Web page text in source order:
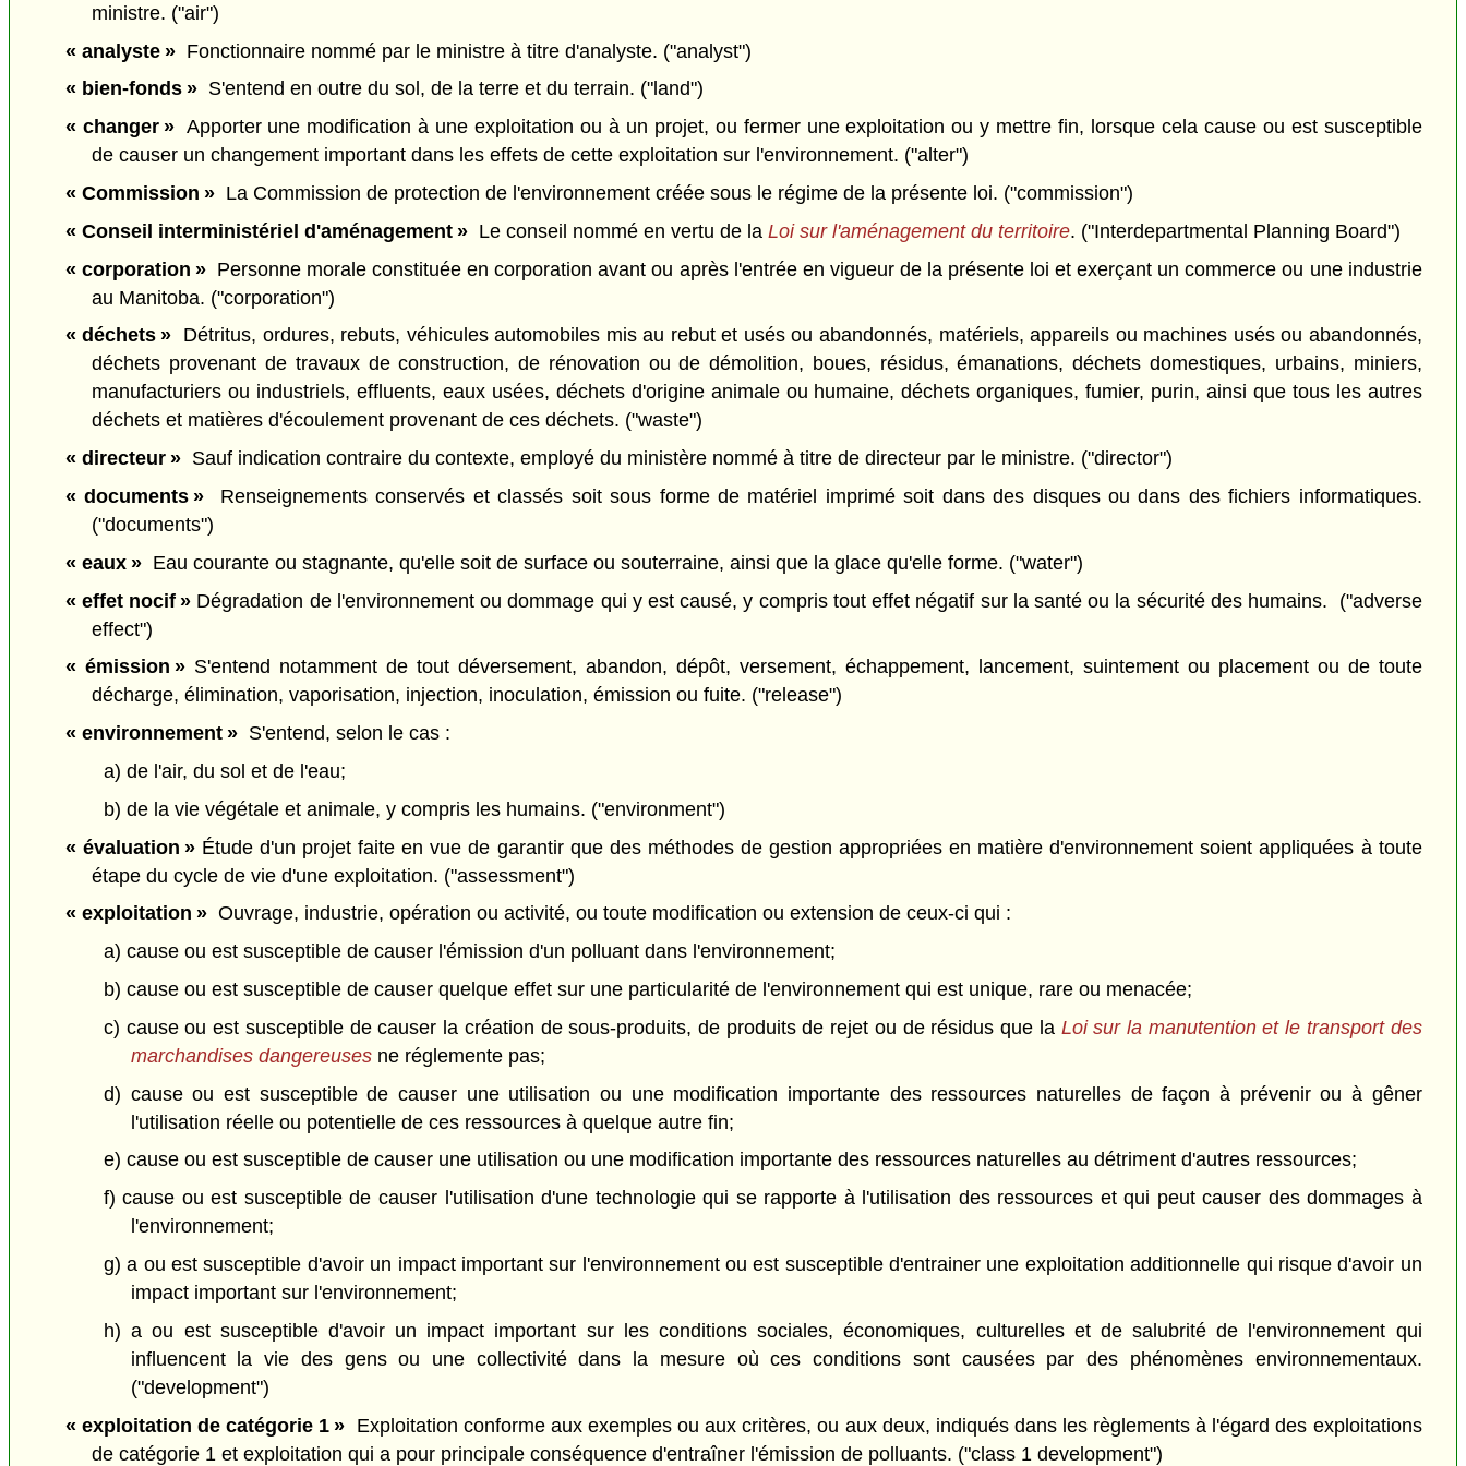
ministre. ("air")
« analyste » Fonctionnaire nommé par le ministre à titre d'analyste. ("analyst")
« bien-fonds »S'entend en outre du sol, de la terre et du terrain. ("land")
« changer » Apporter une modification à une exploitation ou à un projet, ou fermer une exploitation ou y mettre fin, lorsque cela cause ou est susceptible
de causer un changement important dans les effets de cette exploitation sur l'environnement. ("alter")
« Commission » La Commission de protection de l'environnement créée sous le régime de la présente loi. ("commission")
« Conseil interministériel d'aménagement »Le conseil nommé en vertu de la Loi sur l'aménagement du territoire. ("Interdepartmental Planning Board")
« corporation »Personne morale constituée en corporation avant ou après l'entrée en vigueur de la présente loi et exerçant un commerce ou une industrie
au Manitoba. ("corporation")
« déchets » Détritus, ordures, rebuts, véhicules automobiles mis au rebut et usés ou abandonnés, matériels, appareils ou machines usés ou abandonnés,
déchets provenant de travaux de construction, de rénovation ou de démolition, boues, résidus, émanations, déchets domestiques, urbains, miniers,
manufacturiers ou industriels, effluents, eaux usées, déchets d'origine animale ou humaine, déchets organiques, fumier, purin, ainsi que tous les autres
déchets et matières d'écoulement provenant de ces déchets. ("waste")
« directeur »Sauf indication contraire du contexte, employé du ministère nommé à titre de directeur par le ministre. ("director")
« documents » Renseignements conservés et classés soit sous forme de matériel imprimé soit dans des disques ou dans des fichiers informatiques.
("documents")
« eaux »Eau courante ou stagnante, qu'elle soit de surface ou souterraine, ainsi que la glace qu'elle forme. ("water")
« effet nocif » Dégradation de l'environnement ou dommage qui y est causé, y compris tout effet négatif sur la santé ou la sécurité des humains. ("adverse
effect")
« émission » S'entend notamment de tout déversement, abandon, dépôt, versement, échappement, lancement, suintement ou placement ou de toute
décharge, élimination, vaporisation, injection, inoculation, émission ou fuite. ("release")
« environnement »S'entend, selon le cas :
a) de l'air, du sol et de l'eau;
b) de la vie végétale et animale, y compris les humains. ("environment")
« évaluation »Étude d'un projet faite en vue de garantir que des méthodes de gestion appropriées en matière d'environnement soient appliquées à toute
étape du cycle de vie d'une exploitation. ("assessment")
« exploitation »Ouvrage, industrie, opération ou activité, ou toute modification ou extension de ceux-ci qui :
a) cause ou est susceptible de causer l'émission d'un polluant dans l'environnement;
b) cause ou est susceptible de causer quelque effet sur une particularité de l'environnement qui est unique, rare ou menacée;
c) cause ou est susceptible de causer la création de sous-produits, de produits de rejet ou de résidus que la Loi sur la manutention et le transport des
marchandises dangereusesne réglemente pas;
d) cause ou est susceptible de causer une utilisation ou une modification importante des ressources naturelles de façon à prévenir ou à gêner
l'utilisation réelle ou potentielle de ces ressources à quelque autre fin;
e) cause ou est susceptible de causer une utilisation ou une modification importante des ressources naturelles au détriment d'autres ressources;
f) cause ou est susceptible de causer l'utilisation d'une technologie qui se rapporte à l'utilisation des ressources et qui peut causer des dommages à
l'environnement;
g) a ou est susceptible d'avoir un impact important sur l'environnement ou est susceptible d'entrainer une exploitation additionnelle qui risque d'avoir un
impact important sur l'environnement;
h) a ou est susceptible d'avoir un impact important sur les conditions sociales, économiques, culturelles et de salubrité de l'environnement qui
influencent la vie des gens ou une collectivité dans la mesure où ces conditions sont causées par des phénomènes environnementaux.
("development")
« exploitation de catégorie 1 » Exploitation conforme aux exemples ou aux critères, ou aux deux, indiqués dans les règlements à l'égard des exploitations
de catégorie 1 et exploitation qui a pour principale conséquence d'entraîner l'émission de polluants. ("class 1 development")